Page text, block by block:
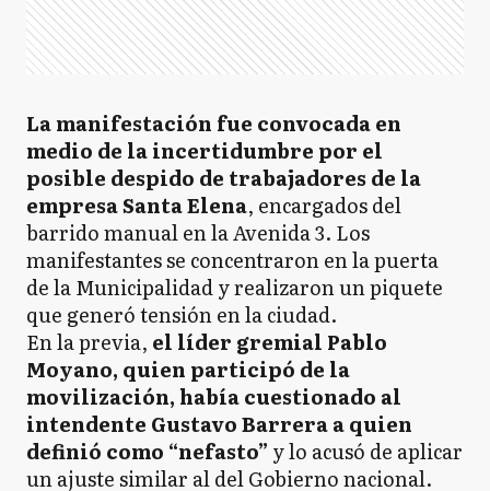
La manifestación fue convocada en
medio de la incertidumbre por el
posible despido de trabajadores de la
empresa Santa Elena, encargados del
barrido manual en la Avenida 3. Los
manifestantes se concentraron en la puerta
de la Municipalidad y realizaron un piquete
que generó tensión en la ciudad.
En la previa, el líder gremial Pablo
Moyano, quien participó de la
movilización, había cuestionado al
intendente Gustavo Barrera a quien
definió como “nefasto” y lo acusó de aplicar
un ajuste similar al del Gobierno nacional.